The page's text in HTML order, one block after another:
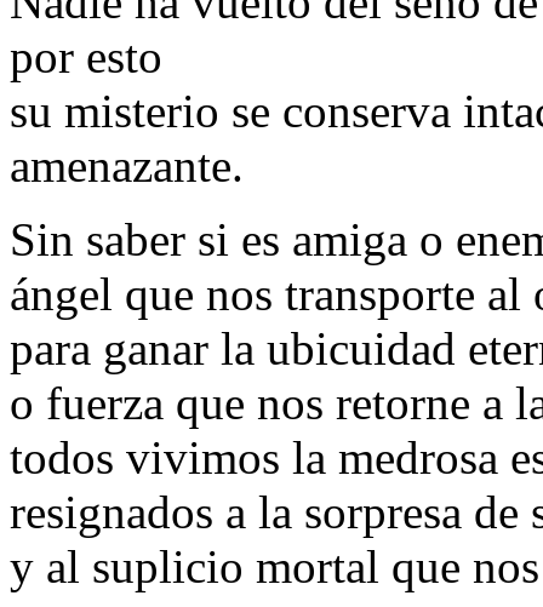
por esto
su misterio se conserva
amenazante.
Sin saber si es amiga o
ángel que nos transporte al
para ganar la ubicuidad
o fuerza que nos retorne a
todos vivimos la medrosa
resignados a la sorpresa de
y al suplicio mortal que